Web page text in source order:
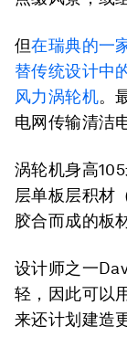
但在瑞典的一
替传统设计中
风力涡轮机。
电网传输清洁
涡轮机身高
层单板层积材
胶合而成的板
设计师之一
轻，因此可以
来还计划建造